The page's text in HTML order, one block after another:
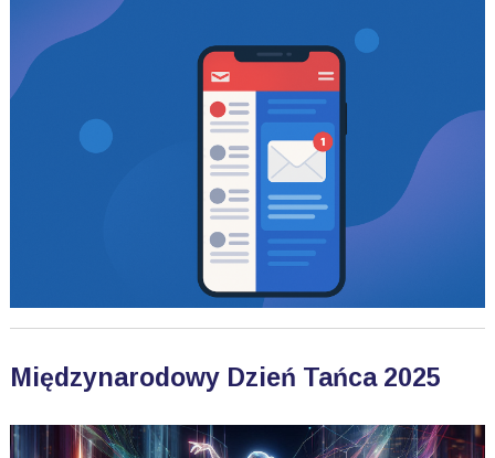
Międzynarodowy Dzień Tańca 2025